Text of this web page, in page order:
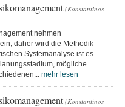
(Konstantinos
nehmen
daher wird die Methodik
Systemanalyse ist es
mögliche
mehr lesen
(Konstantinos